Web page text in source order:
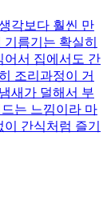
각보다 훨씬 만
름기는 확실히
어서 집에서도 간
조리과정이 거
새가 덜해서 부
는 느낌이라 마
간식처럼 즐기